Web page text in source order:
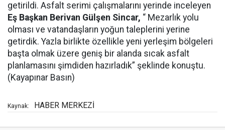
getirildi. Asfalt serimi çalışmalarını yerinde inceleyen
Eş Başkan Berivan Gülşen Sincar, “ Mezarlık yolu
olması ve vatandaşların yoğun taleplerini yerine
getirdik. Yazla birlikte özellikle yeni yerleşim bölgeleri
başta olmak üzere geniş bir alanda sıcak asfalt
planlamasını şimdiden hazırladık” şeklinde konuştu.
(Kayapınar Basın)
Kaynak: HABER MERKEZİ